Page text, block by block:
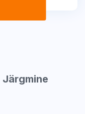
Järgmine